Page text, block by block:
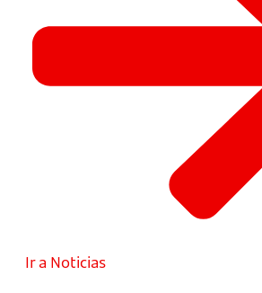
Ir a Noticias